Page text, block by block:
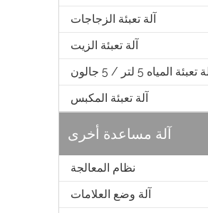
آلة تعبئة الزجاجات
آلة تعبئة الزيت
تعبئة المياه 5 لتر / 5 جالون
آلة تعبئة المكبس
آلة مساعدة أخرى
نظام المعالجة
آلة وضع العلامات